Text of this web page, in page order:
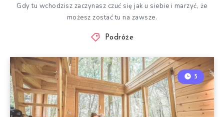
Gdy tu wchodzisz zaczynasz czuć się jak u siebie i marzyć, że
możesz zostać tu na zawsze.
Podróże
5